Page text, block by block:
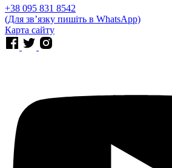
⁨+38 095 831 8542⁩
(Для звʼязку пишіть в WhatsApp)
Карта сайту